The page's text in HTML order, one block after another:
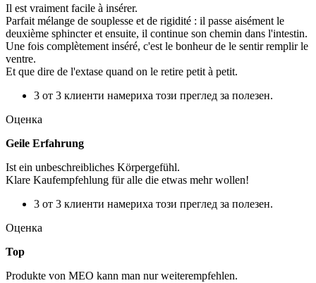
Il est vraiment facile à insérer.
Parfait mélange de souplesse et de rigidité : il passe aisément le
deuxième sphincter et ensuite, il continue son chemin dans l'intestin.
Une fois complètement inséré, c'est le bonheur de le sentir remplir le
ventre.
Et que dire de l'extase quand on le retire petit à petit.
3 от 3 клиенти намериха този преглед за полезен.
Оценка
Geile Erfahrung
Ist ein unbeschreibliches Körpergefühl.
Klare Kaufempfehlung für alle die etwas mehr wollen!
3 от 3 клиенти намериха този преглед за полезен.
Оценка
Top
Produkte von MEO kann man nur weiterempfehlen.